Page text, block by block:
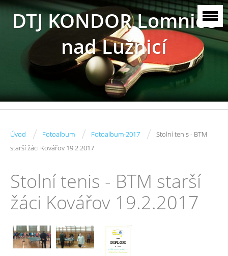
DTJ KONDOR Lomnice
nad Lužnicí
Úvod / Fotoalbum / Fotoalbum-2017 /
Stolní tenis - BTM
starší žáci Kovářov 19.2.2017
Stolní tenis - BTM starší
žáci Kovářov 19.2.2017